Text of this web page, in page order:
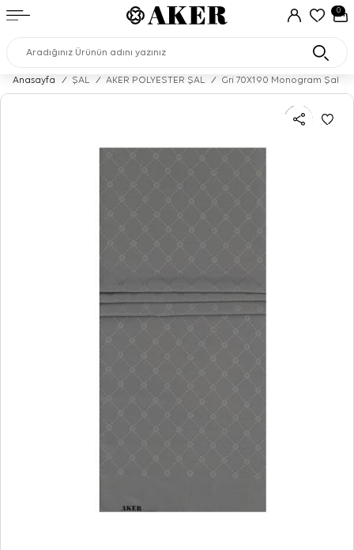
0
Anasayfa / ŞAL / AKER POLYESTER ŞAL / Gri 70X190 Monogram Şal